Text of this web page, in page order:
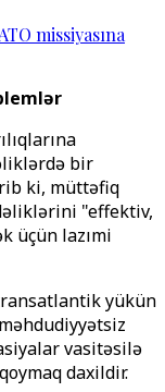
missiyasına
bir
ki, müttəfiq
"effektiv,
üçün lazımi
yükün
vasitəsilə
daxildir.